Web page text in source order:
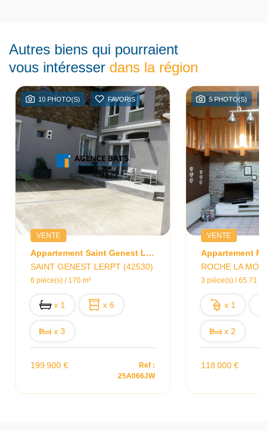
Autres biens qui pourraient
vous intéresser dans la région
10 PHOTO(S) FAVORIS
VENTE
Appartement Saint Genest Lerpt 6 Pièce(s) 170 M2
SAINT GENEST LERPT (42530)
6 pièce(s) / 170 m²
x 1 x 6
x 3
199 900 €
Ref :
25A066JW
5 PHOTO(S)
VENTE
ROCHE LA
3 pièce(s) / 65.71 m²
x 1
x 2
118 000 €